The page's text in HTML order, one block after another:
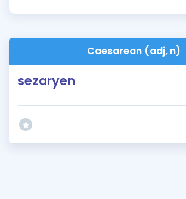
İngilizce GramerCaesarean (adj, n)
sezaryen